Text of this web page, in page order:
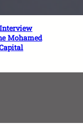
Interview
Mohamed